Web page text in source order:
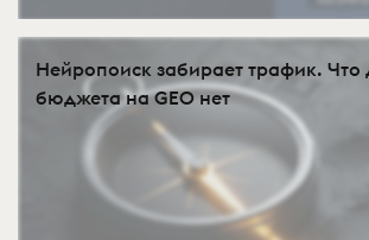
Нейропоиск забирает трафик. Что
бюджета на GEO нет